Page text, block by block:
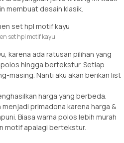
membuat desain klasik.
set hpl motif kayu
karena ada ratusan pilihan yang
hingga bertekstur. Setiap
masing. Nanti aku akan berikan list
harga yang berbeda.
primadona karena harga &
Biasa warna polos lebih murah
motif apalagi bertekstur.